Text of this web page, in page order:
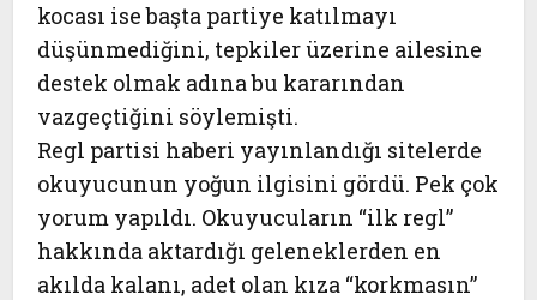
kocası ise başta partiye katılmayı
düşünmediğini, tepkiler üzerine ailesine
destek olmak adına bu kararından
vazgeçtiğini söylemişti.
Regl partisi haberi yayınlandığı sitelerde
okuyucunun yoğun ilgisini gördü. Pek çok
yorum yapıldı. Okuyucuların “ilk regl”
hakkında aktardığı geleneklerden en
akılda kalanı, adet olan kıza “korkmasın”